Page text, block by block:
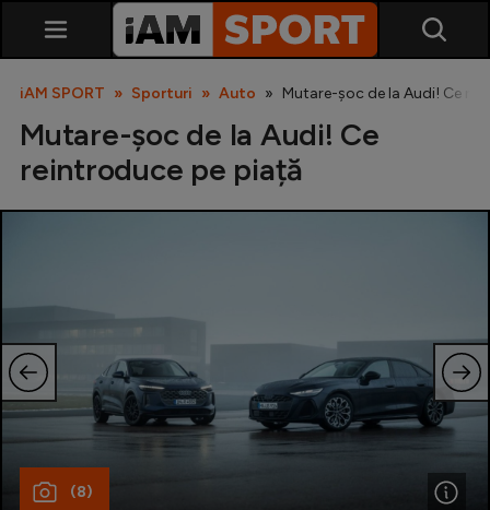
Liga 2
Cupa României
Echipa Națională
iAM SPORT Sporturi Auto Mutare-șoc de la Audi! Ce
Mutare-șoc de la Audi! Ce
reintroduce pe piață
(8)